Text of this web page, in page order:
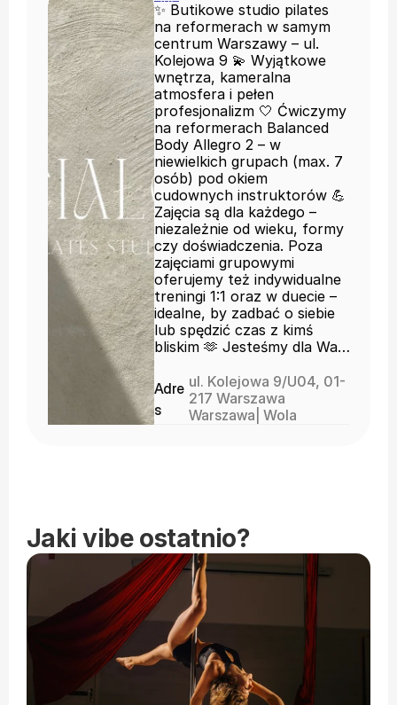
✨ Butikowe studio pilates
na reformerach w samym
centrum Warszawy – ul.
Kolejowa 9 💫 Wyjątkowe
wnętrza, kameralna
atmosfera i pełen
profesjonalizm 🤍 Ćwiczymy
na reformerach Balanced
Body Allegro 2 – w
niewielkich grupach (max. 7
osób) pod okiem
cudownych instruktorów 💪
Zajęcia są dla każdego –
niezależnie od wieku, formy
czy doświadczenia. Poza
zajęciami grupowymi
oferujemy też indywidualne
treningi 1:1 oraz w duecie –
idealne, by zadbać o siebie
lub spędzić czas z kimś
bliskim 🫶 Jesteśmy dla Was
z uważnością, spokojem i
sercem 🌿 Poznaj C I A Ł O i
poczuj różnicę ✨
Adre
s
ul. Kolejowa 9/U04, 01-
217 Warszawa
Warszawa Wola
Jaki vibe ostatnio?